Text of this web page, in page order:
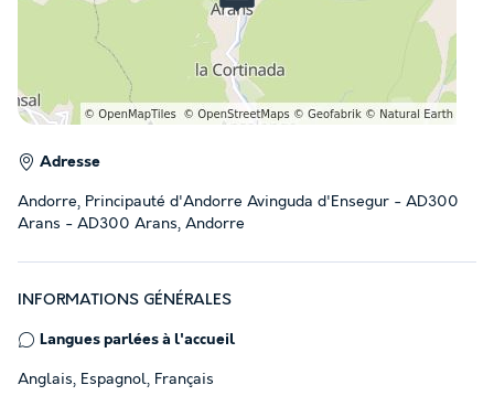
Adresse
Andorre, Principauté d'Andorre Avinguda d'Ensegur - AD300
Arans - AD300 Arans, Andorre
INFORMATIONS GÉNÉRALES
Langues parlées à l'accueil
Anglais, Espagnol, Français